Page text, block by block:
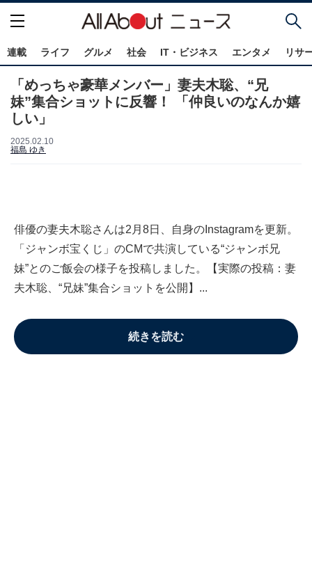
連載 ライフ グルメ 社会 IT・ビジネス エンタメ リサ
「めっちゃ豪華メンバー」妻夫木聡、“兄
妹”集合ショットに反響！ 「仲良いのなんか嬉
しい」
2025.02.10
福島 ゆき
俳優の妻夫木聡さんは2月8日、自身のInstagramを更新。
「ジャンボ宝くじ」のCMで共演している“ジャンボ兄
妹”とのご飯会の様子を投稿しました。【実際の投稿：妻
夫木聡、“兄妹”集合ショットを公開】...
続きを読む